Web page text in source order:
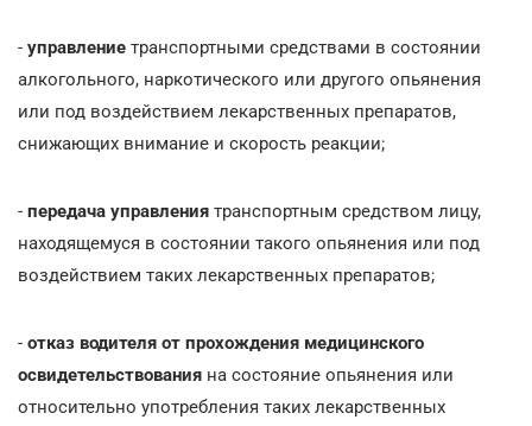
- управление транспортными средствами в состоянии
алкогольного, наркотического или другого опьянения
или под воздействием лекарственных препаратов,
снижающих внимание и скорость реакции;
- передача управления транспортным средством лицу,
находящемуся в состоянии такого опьянения или под
воздействием таких лекарственных препаратов;
- отказ водителя от прохождения медицинского
освидетельствования на состояние опьянения или
относительно употребления таких лекарственных